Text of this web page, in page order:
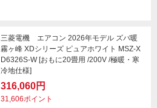
三菱電機 エアコン 2026年モデル ズバ暖
霧ヶ峰 XDシリーズ ピュアホワイト MSZ-X
D6326S-W [おもに20畳用 /200V /極暖・寒
冷地仕様]
316,060円
31,606ポイント